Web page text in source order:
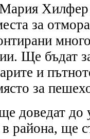
за
Ще бъдат
и
за
доведат до
района, ще